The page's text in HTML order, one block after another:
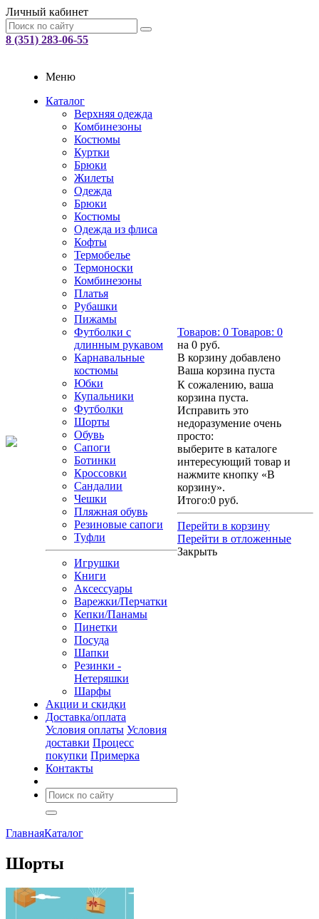
Личный кабинет
8 (351) 283-06-55
Меню
Каталог
Верхняя одежда
Комбинезоны
Костюмы
Куртки
Брюки
Жилеты
Одежда
Брюки
Костюмы
Одежда из флиса
Кофты
Термобелье
Термоноски
Комбинезоны
Платья
Рубашки
Пижамы
Футболки с
длинным рукавом
Карнавальные
костюмы
Юбки
Купальники
Футболки
Шорты
Обувь
Сапоги
Ботинки
Кроссовки
Сандалии
Чешки
Пляжная обувь
Резиновые сапоги
Туфли
Игрушки
Книги
Аксессуары
Варежки/Перчатки
Кепки/Панамы
Пинетки
Посуда
Шапки
Резинки -
Нетеряшки
Шарфы
Акции и скидки
Доставка/оплата
Условия оплаты Условия
доставки Процесс
покупки Примерка
Контакты
Товаров: 0 Товаров: 0
на 0 руб.
В корзину добавлено
Ваша корзина пуста
К сожалению, ваша
корзина пуста.
Исправить это
недоразумение очень
просто:
выберите в каталоге
интересующий товар и
нажмите кнопку «В
корзину».
Итого:0 руб.
Перейти в корзину
Перейти в отложенные
Закрыть
ГлавнаяКаталог
Шорты